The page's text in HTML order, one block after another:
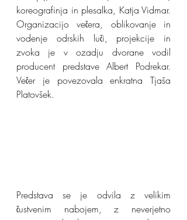
koreografinja in plesalka, Katja Vidmar.
Organizacijo večera, oblikovanje in
vodenje odrskih luči, projekcije in
zvoka je v ozadju dvorane vodil
producent predstave Albert Podrekar.
Večer je povezovala enkratna Tjaša
Platovšek.
Predstava se je odvila z velikim
čustvenim nabojem, z neverjetno